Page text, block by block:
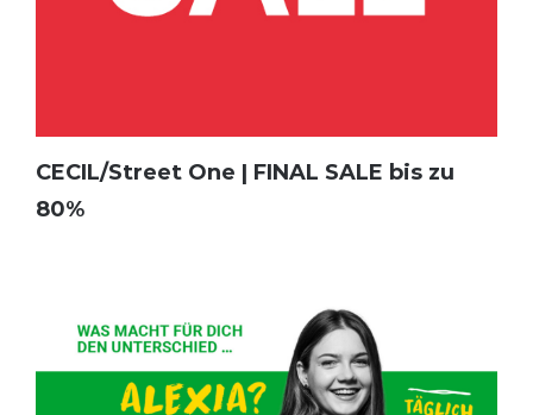
CECIL/Street One | FINAL SALE bis zu
80%